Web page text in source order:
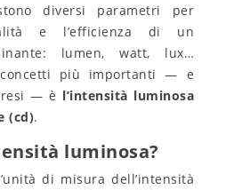
diversi parametri per
e l’efficienza di un
lumen, watt, lux…
più importanti — e
— è l’intensità luminosa
(cd).
luminosa?
di misura dell’intensità